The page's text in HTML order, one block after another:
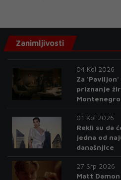
Zanimljivosti
04 Kol 2026
Za 'Paviljon'
priznanje
01 Kol 2026
Rekli su da
jedna od
današnjice
27 Srp 2026
Matt